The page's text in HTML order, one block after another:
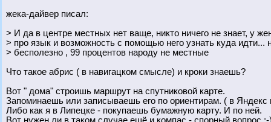
жека-дайвер писал:
> И да в центре местных нет ваще, никто ничего не знает, у
> про язык и возможность с помощью него узнать куда идти...
> бесполезно , 99 процентов народу не местные
Что такое абрис ( в навигацком смысле) и кроки знаешь?
Вот " дома" строишь маршрут на спутниковой карте.
Запоминаешь или записываешь его по ориентирам. ( в Яндекс
Либо как я в Липецке - покупаешь бумажную карту. И по ней.